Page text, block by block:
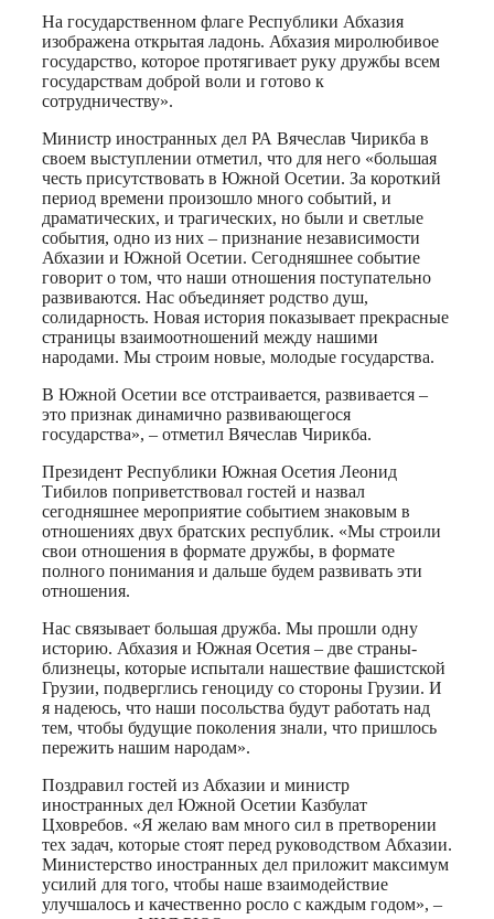
На государственном флаге Республики Абхазия
изображена открытая ладонь. Абхазия миролюбивое
государство, которое протягивает руку дружбы всем
государствам доброй воли и готово к
сотрудничеству».
Министр иностранных дел РА Вячеслав Чирикба в
своем выступлении отметил, что для него «большая
честь присутствовать в Южной Осетии. За короткий
период времени произошло много событий, и
драматических, и трагических, но были и светлые
события, одно из них – признание независимости
Абхазии и Южной Осетии. Сегодняшнее событие
говорит о том, что наши отношения поступательно
развиваются. Нас объединяет родство душ,
солидарность. Новая история показывает прекрасные
страницы взаимоотношений между нашими
народами. Мы строим новые, молодые государства.
В Южной Осетии все отстраивается, развивается –
это признак динамично развивающегося
государства», – отметил Вячеслав Чирикба.
Президент Республики Южная Осетия Леонид
Тибилов поприветствовал гостей и назвал
сегодняшнее мероприятие событием знаковым в
отношениях двух братских республик. «Мы строили
свои отношения в формате дружбы, в формате
полного понимания и дальше будем развивать эти
отношения.
Нас связывает большая дружба. Мы прошли одну
историю. Абхазия и Южная Осетия – две страны-
близнецы, которые испытали нашествие фашистской
Грузии, подверглись геноциду со стороны Грузии. И
я надеюсь, что наши посольства будут работать над
тем, чтобы будущие поколения знали, что пришлось
пережить нашим народам».
Поздравил гостей из Абхазии и министр
иностранных дел Южной Осетии Казбулат
Цховребов. «Я желаю вам много сил в претворении
тех задач, которые стоят перед руководством Абхазии.
Министерство иностранных дел приложит максимум
усилий для того, чтобы наше взаимодействие
улучшалось и качественно росло с каждым годом», –